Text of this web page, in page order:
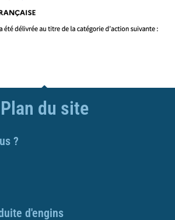
Plan du site
?
d'engins